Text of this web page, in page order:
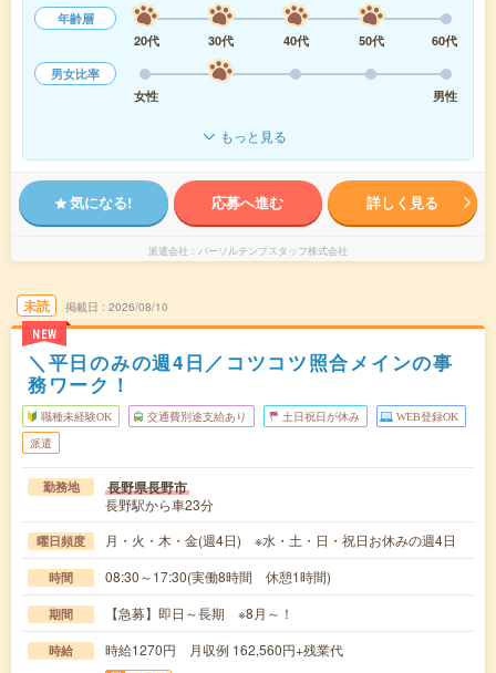
年齢層
20代
30代 40代 50代
60代
男女比率
女性
男性
もっと見る
気になる! 応募へ進む 詳しく見る
派遣会社 パーソルテンプスタッフ株式会社
未読
NEW
掲載日 2026/08/10
＼平日のみの週4日／コツコツ照合メインの事
務ワーク！
職種未経験OK 交通費別途支給あり 土日祝日が休み WEB登録OK
派遣
勤務地 長野県長野市
長野駅から車23分
曜日頻度 月・火・木・金(週4日) ※水・土・日・祝日お休みの週4日
時間 08:30～17:30(実働8時間 休憩1時間)
期間 【急募】即日～長期 ※8月～！
時給 時給1270円 月収例 162,560円+残業代